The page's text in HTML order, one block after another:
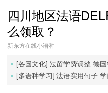
四川地区法语
么领取？
新东方在线小语种
[各国文化] 法留学费调整 德
[多语种学习] 法语实用句子